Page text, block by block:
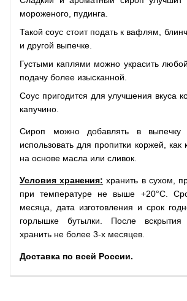
мороженого, пудинга.
Такой соус стоит подать к вафлям,
и другой выпечке.
Густыми каплями можно украсить
подачу более изысканной.
Соус пригодится для улучшения вкуса
капучино.
Сироп можно добавлять в выпечку
использовать для пропитки коржей, как
на основе масла или сливок.
Условия хранения: хранить в сухом,
при температуре не выше +20°C.
месяца, дата изготовления и срок
горлышке бутылки. После вскрытия
хранить не более 3-х месяцев.
Доставка по всей России.